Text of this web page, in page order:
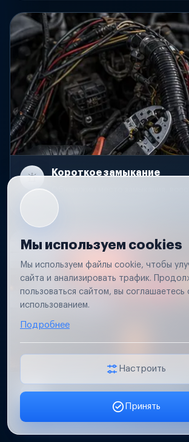
Короткое замыкание
проводку и защиту цепей.
Не работает свет прицепа
Проверим проводку и разъемы,
Мы используем cookies
Мы используем файлы cookie, чтобы
сайта и анализировать трафик.
пользоваться сайтом, вы соглашаетесь
использованием.
Подробнее
Настроить
Принять
Заявка онлайн